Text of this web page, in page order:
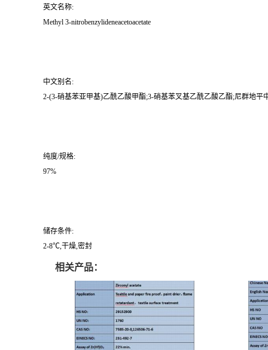
英文名称:
Methyl 3-nitrobenzylideneacetoacetate
中文别名:
2-(3-硝基苯亚甲基)乙酰乙酸甲酯;3-硝基苯叉基乙酰乙酸乙酯;尼群地平
纯度/规格:
97%
储存条件:
2-8℃,干燥,密封
相关产品：